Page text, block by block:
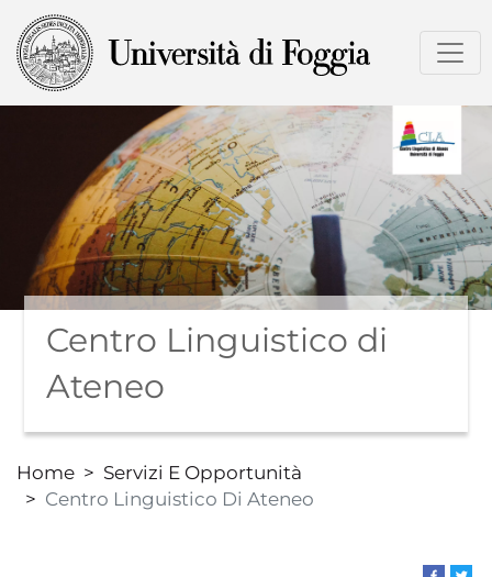
al
contenuto
principale
Centro Linguistico di
Ateneo
Home
Servizi E Opportunità
Centro Linguistico Di Ateneo